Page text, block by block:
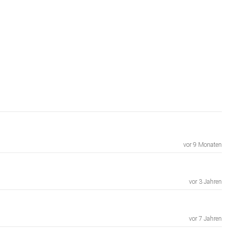
vor 9 Monaten
vor 3 Jahren
vor 7 Jahren